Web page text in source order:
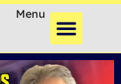
Menu